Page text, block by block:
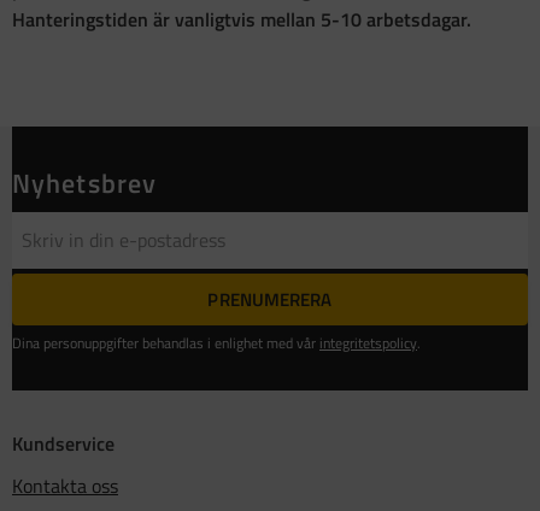
Hanteringstiden är vanligtvis mellan 5-10 arbetsdagar.
Nyhetsbrev
PRENUMERERA
Dina personuppgifter behandlas i enlighet med vår integritetspolicy.
Kundservice
Kontakta oss